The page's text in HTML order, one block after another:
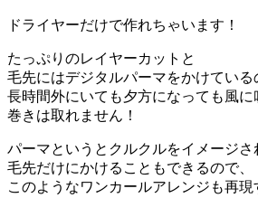
ドライヤーだけで作れちゃいます！
たっぷりのレイヤーカットと
毛先にはデジタルパーマをかけている
長時間外にいても夕方になっても風に
巻きは取れません！
パーマというとクルクルをイメージさ
毛先だけにかけることもできるので、
このようなワンカールアレンジも再現